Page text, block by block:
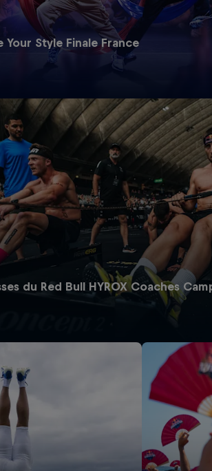
Your Style Finale France
du Red Bull HYROX Coaches